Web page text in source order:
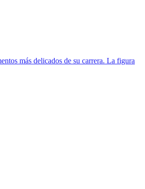
más delicados de su carrera. La figura